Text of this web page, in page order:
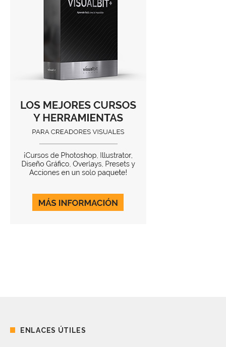
ENLACES ÚTILES